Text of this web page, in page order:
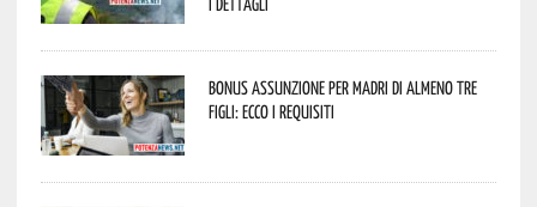
Bonus assunzione per madri di almeno tre
figli: ecco i requisiti